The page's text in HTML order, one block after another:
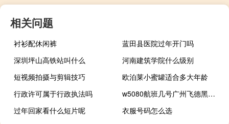
相关问题
衬衫配休闲裤
蓝田县医院过年开门吗
深圳坪山高铁站叫什么
河南建筑学院什么级别
短视频拍摄与剪辑技巧
欧泊莱小蜜罐适合多大年龄
行政许可属于行政执法吗
w5080航班几号广州飞德黑兰（w508）
过年回家看什么短片呢
衣服号码怎么选